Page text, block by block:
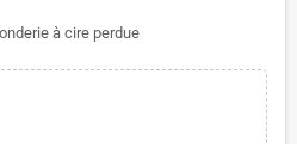
à cire perdue